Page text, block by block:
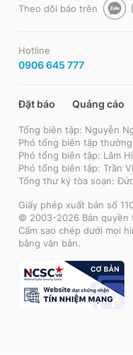
Theo dõi báo trên
Hotline
0906 645 777
Đặt báo Quảng cáo
Tổng biên tập: Nguyễn
Phó tổng biên tập
Phó tổng biên tập: Lâm
Phó tổng biên tập: Trần
Tổng thư ký tòa soạn:
Giấy phép xuất bản số
© 2003-2026 Bản quyền
Cấm sao chép dưới mọi
bằng văn bản.